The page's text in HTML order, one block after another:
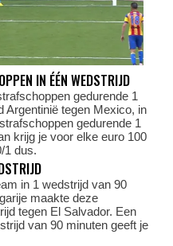
IN ÉÉN WEDSTRIJD
gedurende 1
Argentinië tegen Mexico, in
gedurende 1
krijg je voor elke euro 100
1 dus.
in 1 wedstrijd van 90
maakte deze
tegen El Salvador. Een
van 90 minuten geeft je